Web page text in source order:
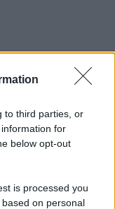
to third parties, or
for
below opt-out
is processed you
on personal
il Nursind
sul monte Cerreto